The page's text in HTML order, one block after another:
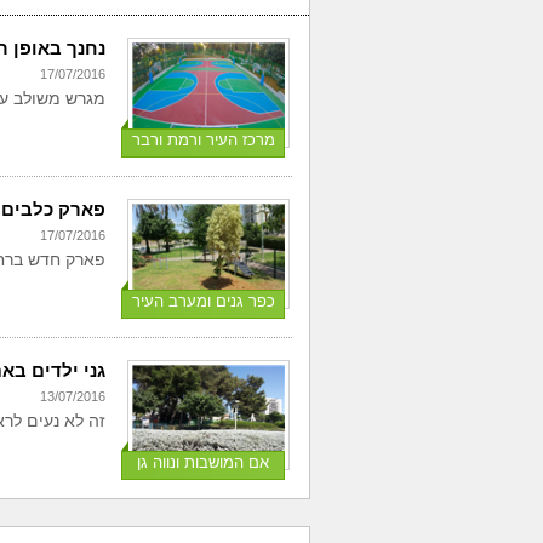
מרכז העיר ורמת ורבר
נחנך באופן
17/07/2016
מגרש משולב
כפר גנים ומערב העיר
פארק
17/07/2016
פארק חדש
אם המושבות ונווה גן
גני ילדים
13/07/2016
זה לא נעים